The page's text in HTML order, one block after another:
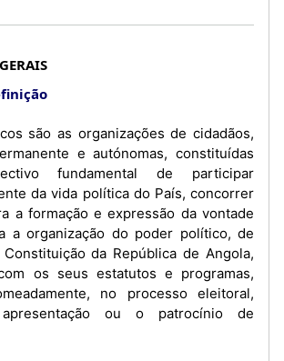
são as organizações de cidadãos,
e autónomas, constituídas
fundamental de participar
da vida política do País, concorrer
a formação e expressão da vontade
a organização do poder político, de
da República de Angola,
os seus estatutos e programas,
no processo eleitoral,
ou o patrocínio de